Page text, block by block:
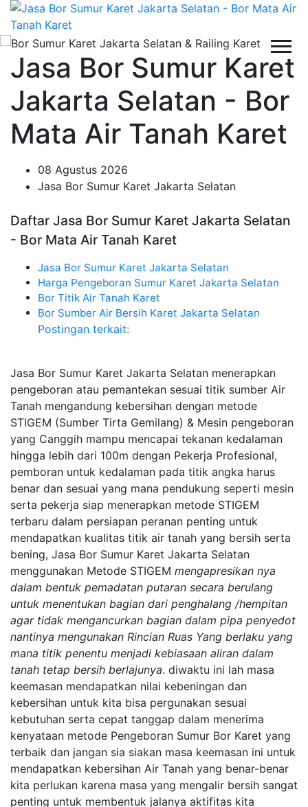
Jasa Bor Sumur Karet
Jakarta Selatan - Bor
Mata Air Tanah Karet
08 Agustus 2026
Jasa Bor Sumur Karet Jakarta Selatan
Daftar Jasa Bor Sumur Karet Jakarta Selatan
- Bor Mata Air Tanah Karet
Jasa Bor Sumur Karet Jakarta Selatan
Harga Pengeboran Sumur Karet Jakarta Selatan
Bor Titik Air Tanah Karet
Bor Sumber Air Bersih Karet Jakarta Selatan
Postingan terkait:
Jasa Bor Sumur Karet Jakarta Selatan menerapkan
pengeboran atau pemantekan sesuai titik sumber Air
Tanah mengandung kebersihan dengan metode
STIGEM (Sumber Tirta Gemilang) & Mesin pengeboran
yang Canggih mampu mencapai tekanan kedalaman
hingga lebih dari 100m dengan Pekerja Profesional,
pemboran untuk kedalaman pada titik angka harus
benar dan sesuai yang mana pendukung seperti mesin
serta pekerja siap menerapkan metode STIGEM
terbaru dalam persiapan peranan penting untuk
mendapatkan kualitas titik air tanah yang bersih serta
bening, Jasa Bor Sumur Karet Jakarta Selatan
menggunakan Metode STIGEM mengapresikan nya
dalam bentuk pemadatan putaran secara berulang
untuk menentukan bagian dari penghalang /hempitan
agar tidak mengancurkan bagian dalam pipa penyedot
nantinya mengunakan Rincian Ruas Yang berlaku yang
mana titik penentu menjadi kebiasaan aliran dalam
tanah tetap bersih berlajunya. diwaktu ini lah masa
keemasan mendapatkan nilai kebeningan dan
kebersihan untuk kita bisa pergunakan sesuai
kebutuhan serta cepat tanggap dalam menerima
kenyataan metode Pengeboran Sumur Bor Karet yang
terbaik dan jangan sia siakan masa keemasan ini untuk
mendapatkan kebersihan Air Tanah yang benar-benar
kita perlukan karena masa yang mengalir bersih sangat
penting untuk membentuk jalanya aktifitas kita